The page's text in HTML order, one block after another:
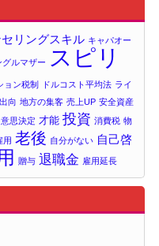
リングスキル キャパオー
グルマザー
スピリ
ョン税制 ドルコスト平均法 ライ
出向 地方の集客 売上UP 安全資産
意思決定 才能 投資 消費税 物
用 老後 自分がない 自己啓
贈与 退職金 雇用延長